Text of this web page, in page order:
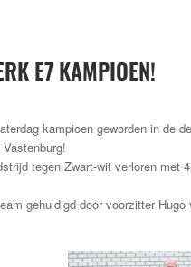
E7 KAMPIOEN!
kampioen geworden in de
tegen Zwart-wit verloren
gehuldigd door voorzitter